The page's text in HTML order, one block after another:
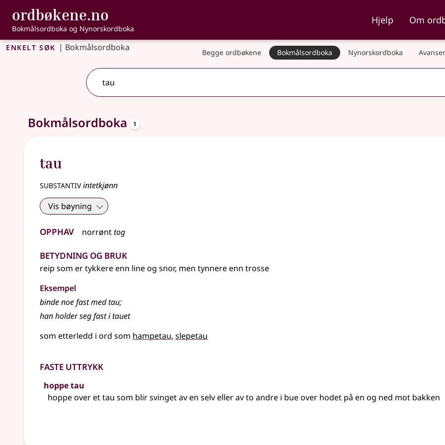
Gå til hovedinnhold
Tilgjengelighet
ordbøkene.no , Bokmålsordboka og Nynorskordboka
Bokmålsordboka og Nynorskordboka
Hjelp Om
Enkelt søk | Bokmålsordboka Begge ordbøkene Bokmålsordboka Nynorskordboka
Ett treff.Ytterligere søkeforslag tilgjengelige
Bokmålsordboka 1
tau
substantivintetkjønn
Vis bøyning
Opphav norrønttog
Betydning og bruk
reip som er tykkere enn line og snor, men tynnere enn trosse
Eksempel
binde noe fast med tau;
han holder seg fast i tauet
som etterledd i ord som hampetau slepetau
Faste uttrykk
hoppe tau
hoppe over et tau som blir svinget av en selv eller av to andre i bue over hodet på en og ned mot bakken